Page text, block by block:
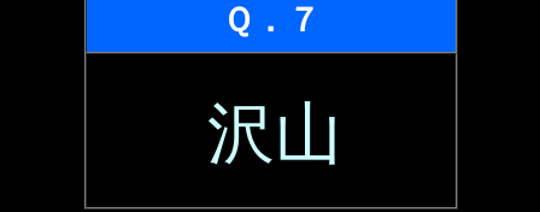
Ｑ．７
沢山